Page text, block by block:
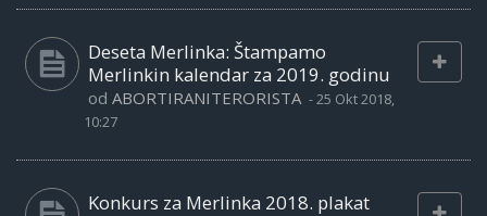
Deseta Merlinka: Štampamo
Merlinkin kalendar za 2019. godinu
od ABORTIRANITERORISTA -25 Okt 2018,
10:27
Konkurs za Merlinka 2018. plakat